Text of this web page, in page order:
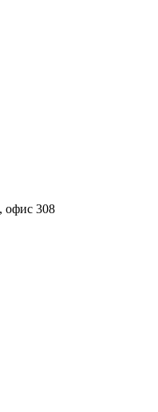
офис 308